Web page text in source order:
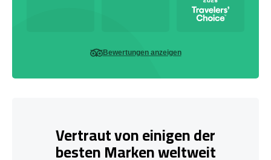
Bewertungen anzeigen
Vertraut von einigen der
besten Marken weltweit